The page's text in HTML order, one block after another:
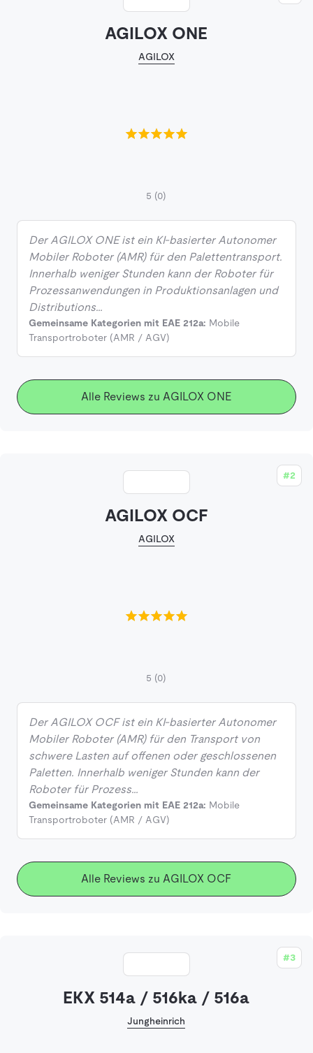
AGILOX ONE
AGILOX
5 (0)
Der AGILOX ONE ist ein KI-basierter Autonomer
Mobiler Roboter (AMR) für den Palettentransport.
Innerhalb weniger Stunden kann der Roboter für
Prozessanwendungen in Produktionsanlagen und
Distributions…
Gemeinsame Kategorien mit EAE 212a: Mobile
Transportroboter (AMR / AGV)
Alle Reviews zu AGILOX ONE
#2
AGILOX OCF
AGILOX
5 (0)
Der AGILOX OCF ist ein KI-basierter Autonomer
Mobiler Roboter (AMR) für den Transport von
schwere Lasten auf offenen oder geschlossenen
Paletten. Innerhalb weniger Stunden kann der
Roboter für Prozess…
Gemeinsame Kategorien mit EAE 212a: Mobile
Transportroboter (AMR / AGV)
Alle Reviews zu AGILOX OCF
#3
EKX 514a / 516ka / 516a
Jungheinrich